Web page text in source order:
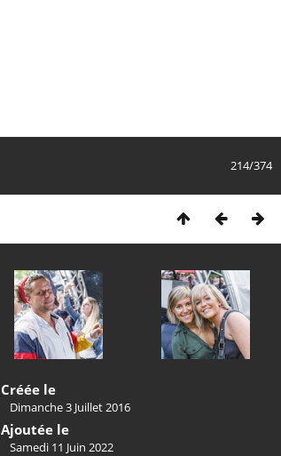
214/374
Créée le
Dimanche 3 Juillet 2016
Ajoutée le
Samedi 11 Juin 2022